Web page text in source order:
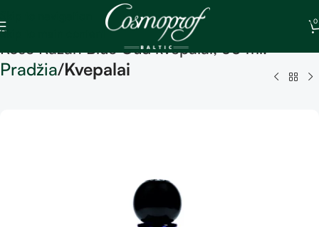
Skip to main content
0
Rose Kazan Blue Oud kvepalai, 50 ml.
Pradžia Kvepalai